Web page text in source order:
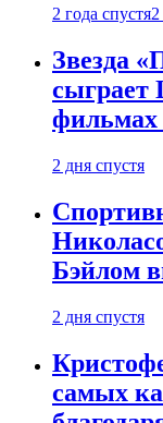
2 года спустя
Звезда
сыграет
2 дня спустя
Бэйлом
2 дня спустя
самых